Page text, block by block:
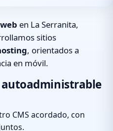
en La Serranita,
sitios
, orientados a
en móvil.
CMS acordado, con